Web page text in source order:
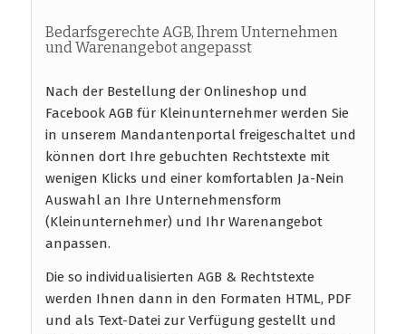
Bedarfsgerechte AGB, Ihrem Unternehmen
und Warenangebot angepasst
Nach der Bestellung der Onlineshop und
Facebook AGB für Kleinunternehmer werden Sie
in unserem Mandantenportal freigeschaltet und
können dort Ihre gebuchten Rechtstexte mit
wenigen Klicks und einer komfortablen Ja-Nein
Auswahl an Ihre Unternehmensform
(Kleinunternehmer) und Ihr Warenangebot
anpassen.
Die so individualisierten AGB & Rechtstexte
werden Ihnen dann in den Formaten HTML, PDF
und als Text-Datei zur Verfügung gestellt und